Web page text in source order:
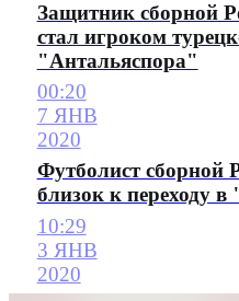
Защитник сборной
стал игроком
"Антальяспора"
00:20
7 ЯНВ
2020
Футболист сборной
близок к переходу
10:29
3 ЯНВ
2020